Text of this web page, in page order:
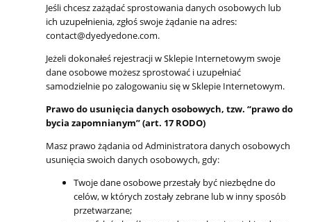
Jeśli chcesz zażądać sprostowania danych osobowych lub
ich uzupełnienia, zgłoś swoje żądanie na adres:
contact@dyedyedone.com.
Jeżeli dokonałeś rejestracji w Sklepie Internetowym swoje
dane osobowe możesz sprostować i uzupełniać
samodzielnie po zalogowaniu się w Sklepie Internetowym.
Prawo do usunięcia danych osobowych, tzw. “prawo do
bycia zapomnianym” (art. 17 RODO)
Masz prawo żądania od Administratora danych osobowych
usunięcia swoich danych osobowych, gdy:
Twoje dane osobowe przestały być niezbędne do
celów, w których zostały zebrane lub w inny sposób
przetwarzane;